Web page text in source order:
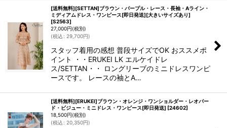
[送料無料][SETTAN]ブラウン・パープル・レース・長袖・Aライン・
ミディアムドレス・ワンピース[即日発送][大きいサイズあり]
[S2563]
27,000円(税別)
(税込 : 29,700円)
スタッフ着用の感想 普段サイズでOK おススメポ
イント ・・ERUKEI LK エルケイドレ
ス/SETTAN・・ ロングリーブのミニドレスワンピ
ースです。 レースの袖とA…
[送料無料][ERUKEI]ブラウン・オレンジ・ワンショルダー・レオパー
ド・ビジュー・ミニドレス・ワンピース[即日発送] [24602]
18,500円(税別)
(税込 : 20,350円)